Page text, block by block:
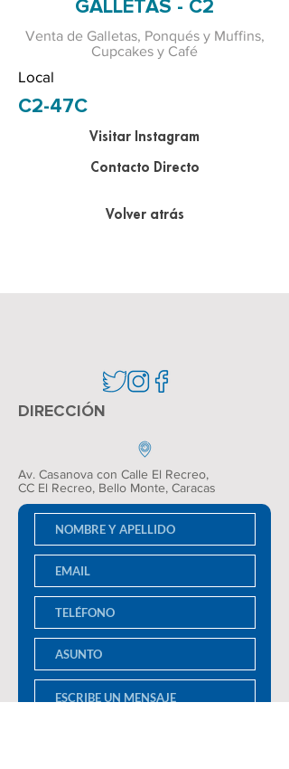
GALLETAS - C2
Venta de Galletas, Ponqués y Muffins,
Cupcakes y Café
Local
C2-47C
Visitar Instagram
Contacto Directo
Volver atrás
DIRECCIÓN
Av. Casanova con Calle El Recreo,
CC El Recreo, Bello Monte, Caracas